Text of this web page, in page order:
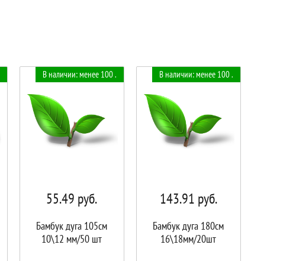
В наличии: менее 100 .
55.49 руб.
Бамбук дуга 105см
10\12 мм/50 шт
В наличии: менее 100 .
143.91 руб.
Бамбук дуга 180см
16\18мм/20шт